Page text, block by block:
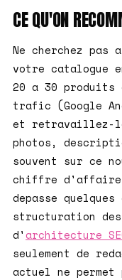
CE QU'ON
Ne cherchez
votre catalogue
20 a 30 produits
trafic (Google
et
photos,
souvent sur ce
chiffre
depasse
structuration
d'architecture
seulement de
actuel ne